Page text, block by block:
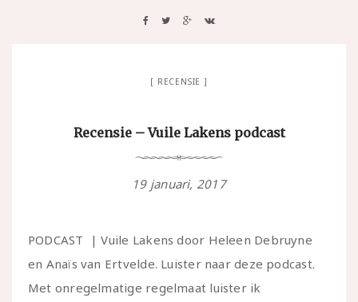
RECENSIE
Recensie – Vuile Lakens podcast
19 januari, 2017
PODCAST | Vuile Lakens door Heleen Debruyne
en Anaïs van Ertvelde. Luister naar deze podcast.
Met onregelmatige regelmaat luister ik